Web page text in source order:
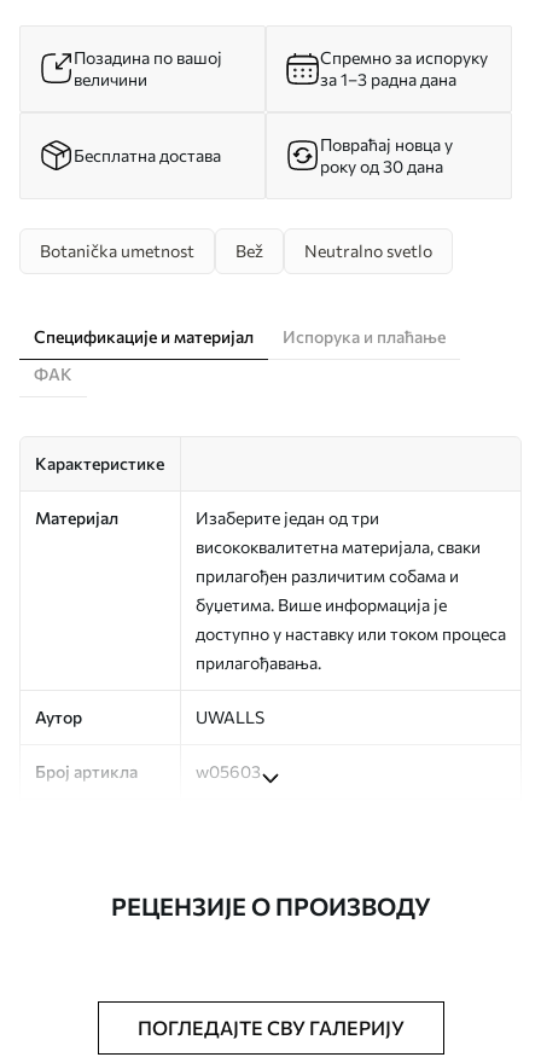
Позадина по вашој
величини
Спремно за испоруку
за 1–3 радна дана
Бесплатна достава
Повраћај новца у
року од 30 дана
Botanička umetnost Bež Neutralno svetlo
Спецификације и материјал
Испорука и плаћање
ФАК
Карактеристике
Материјал
Изаберите један од три
висококвалитетна материјала, сваки
прилагођен различитим собама и
буџетима. Више информација је
доступно у наставку или током процеса
прилагођавања.
Аутор UWALLS
Број артикла w05603
Тапета се може нежно очистити меким
сунђером. Позадине са завршном
РЕЦЕНЗИЈЕ О ПРОИЗВОДУ
ПОГЛЕДАЈТЕ СВУ ГАЛЕРИЈУ